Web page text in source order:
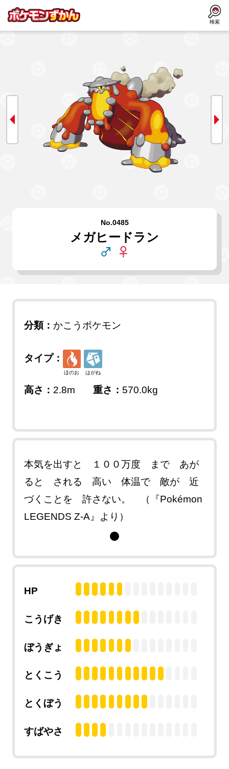
検索
No.0485
メガヒードラン
分類： かこうポケモン
タイプ：
ほのお はがね
高さ： 2.8m 重さ： 570.0kg
本気を出すと １００万度 まで あが
ると される 高い 体温で 敵が 近
づくことを 許さない。 （『Pokémon
LEGENDS Z-A』より）
HP
こうげき
ぼうぎょ
とくこう
とくぼう
すばやさ